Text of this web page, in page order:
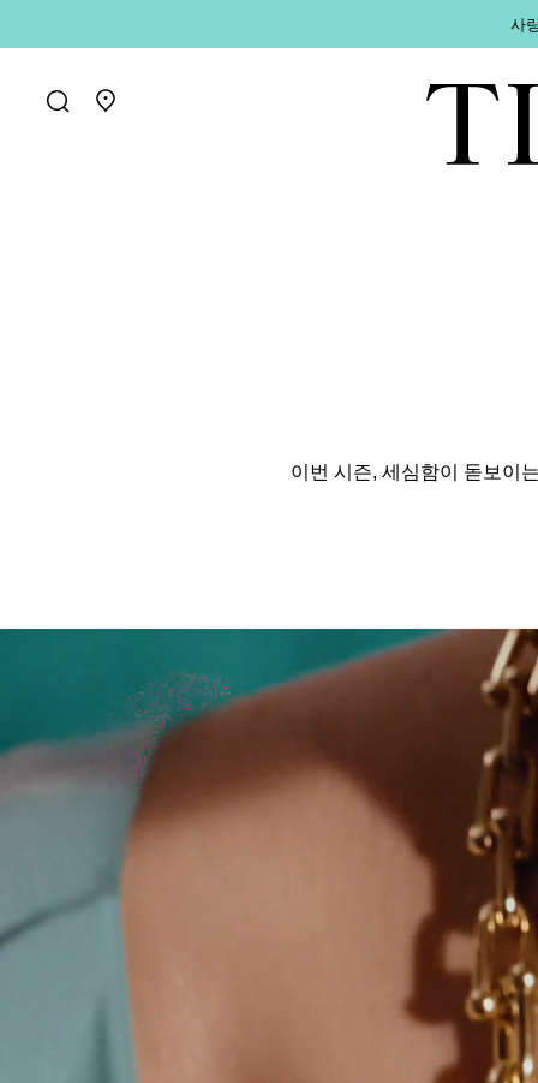
사
매장 찾기로 가기
티파니 다이아몬드 전문가와의 하
이번 시즌, 세심함이 돋보이